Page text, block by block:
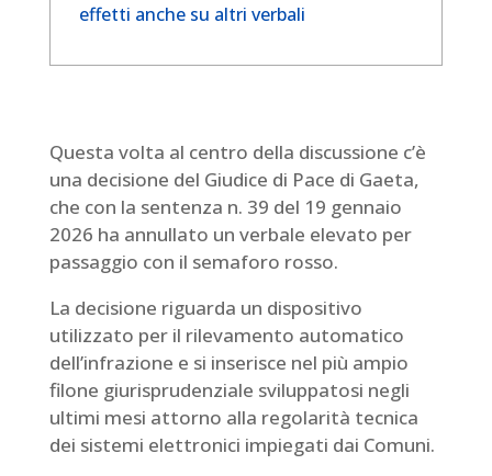
effetti anche su altri verbali
Questa volta al centro della discussione c’è
una decisione del Giudice di Pace di Gaeta,
che con la sentenza n. 39 del 19 gennaio
2026 ha annullato un verbale elevato per
passaggio con il semaforo rosso.
La decisione riguarda un dispositivo
utilizzato per il rilevamento automatico
dell’infrazione e si inserisce nel più ampio
filone giurisprudenziale sviluppatosi negli
ultimi mesi attorno alla regolarità tecnica
dei sistemi elettronici impiegati dai Comuni.